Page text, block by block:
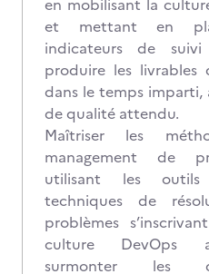
en mobilisant la
et mettant en
indicateurs de
produire les livrables
dans le temps imparti,
de qualité attendu.
Maîtriser les
management de
utilisant les
techniques de
problèmes
culture DevOps
surmonter les